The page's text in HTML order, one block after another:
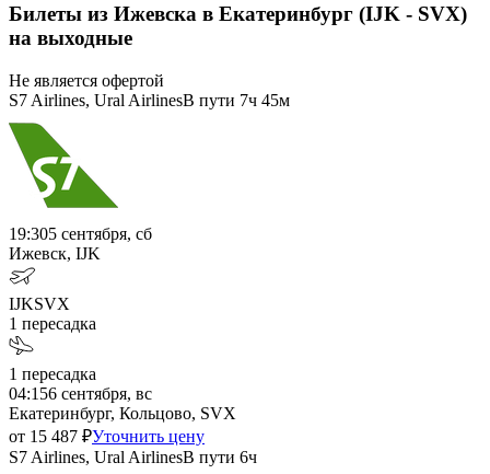
Билеты из Ижевска в Екатеринбург (IJK - SVX)
на выходные
Не является офертой
S7 Airlines, Ural AirlinesВ пути 7ч 45м
19:305 сентября, сб
Ижевск, IJK
IJKSVX
1 пересадка
1 пересадка
04:156 сентября, вс
Екатеринбург, Кольцово, SVX
от 15 487 ₽Уточнить цену
S7 Airlines, Ural AirlinesВ пути 6ч